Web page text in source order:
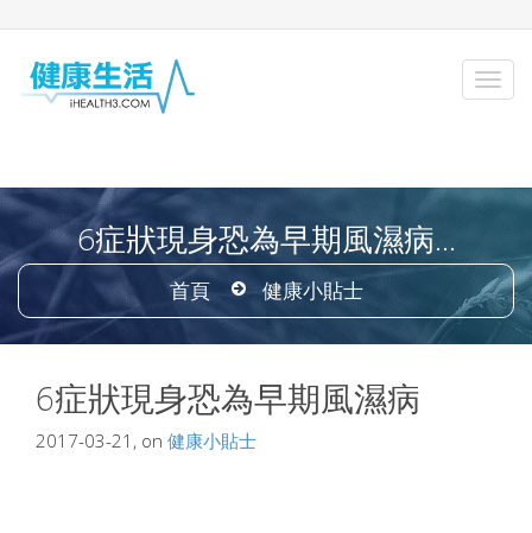
6症狀現身恐為早期風濕病...
首頁 健康小貼士
6症狀現身恐為早期風濕病
2017-03-21, on 健康小貼士